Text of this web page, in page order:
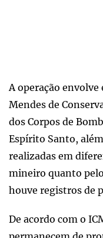
A operação
Mendes de
dos Corpos de
Espírito Santo,
realizadas em
mineiro quanto
houve registros de
De acordo com o